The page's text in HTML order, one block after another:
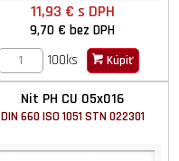
11,93 € s DPH
9,70 €bez DPH
100ks
Kúpiť
Nit PH CU 05x016
DIN 660 ISO 1051 STN 022301